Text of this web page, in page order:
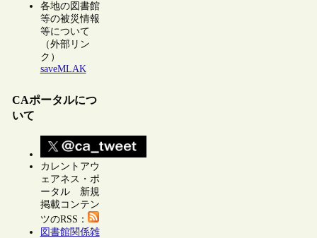
各地の図書館
等の被災情報
等について
（外部リン
ク）
saveMLAK
CAポータルにつ
いて
カレントアウ
ェアネス・ポ
ータル 新規
掲載コンテン
ツのRSS：
図書館関係雑